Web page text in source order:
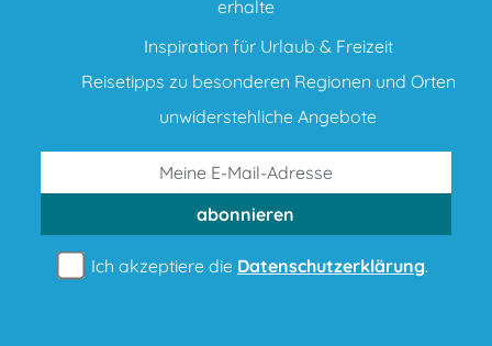
erhalte
Inspiration für Urlaub & Freizeit
Reisetipps zu besonderen Regionen und Orten
unwiderstehliche Angebote
abonnieren
Ich akzeptiere die Datenschutzerklärung.